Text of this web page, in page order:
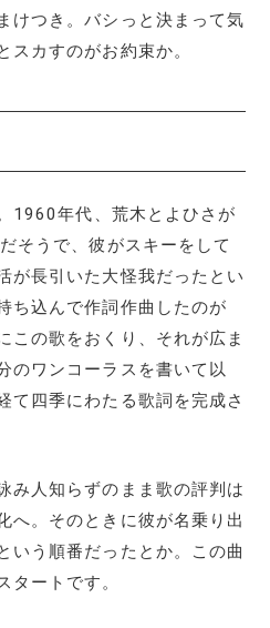
けつき。バシっと決まって気
スカすのがお約束か。
1960年代、荒木とよひさが
そうで、彼がスキーをして
が長引いた大怪我だったとい
ち込んで作詞作曲したのが
この歌をおくり、それが広ま
のワンコーラスを書いて以
て四季にわたる歌詞を完成さ
み人知らずのまま歌の評判は
へ。そのときに彼が名乗り出
いう順番だったとか。この曲
タートです。